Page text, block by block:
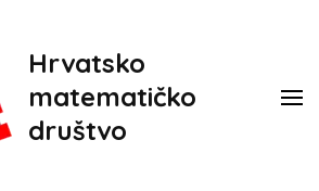
Hrvatsko
matematičko
društvo